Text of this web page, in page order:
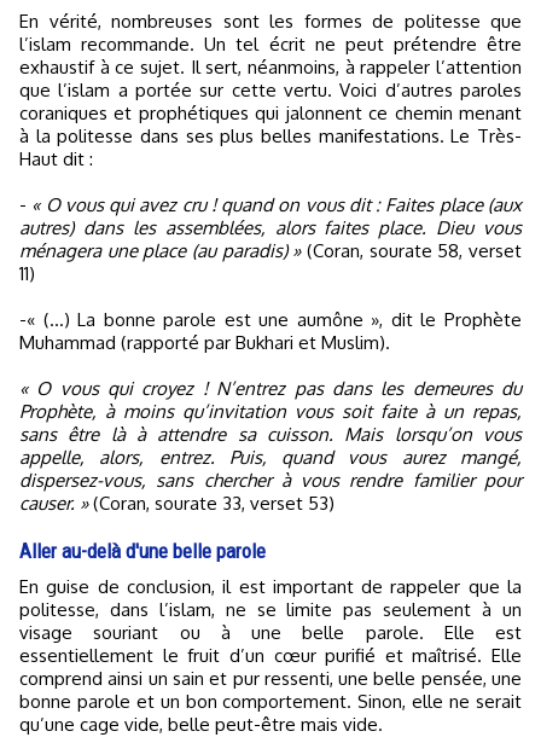
En vérité, nombreuses sont les formes de politesse que
l’islam recommande. Un tel écrit ne peut prétendre être
exhaustif à ce sujet. Il sert, néanmoins, à rappeler l’attention
que l’islam a portée sur cette vertu. Voici d’autres paroles
coraniques et prophétiques qui jalonnent ce chemin menant
à la politesse dans ses plus belles manifestations. Le Très-
Haut dit :
- « O vous qui avez cru ! quand on vous dit : Faites place (aux
autres) dans les assemblées, alors faites place. Dieu vous
ménagera une place (au paradis) »(Coran, sourate 58, verset
11)
-« (...) La bonne parole est une aumône », dit le Prophète
Muhammad (rapporté par Bukhari et Muslim).
« O vous qui croyez ! N’entrez pas dans les demeures du
Prophète, à moins qu’invitation vous soit faite à un repas,
sans être là à attendre sa cuisson. Mais lorsqu’on vous
appelle, alors, entrez. Puis, quand vous aurez mangé,
dispersez-vous, sans chercher à vous rendre familier pour
causer. »(Coran, sourate 33, verset 53)
Aller au-delà d'une belle parole
En guise de conclusion, il est important de rappeler que la
politesse, dans l’islam, ne se limite pas seulement à un
visage souriant ou à une belle parole. Elle est
essentiellement le fruit d’un cœur purifié et maîtrisé. Elle
comprend ainsi un sain et pur ressenti, une belle pensée, une
bonne parole et un bon comportement. Sinon, elle ne serait
qu’une cage vide, belle peut-être mais vide.